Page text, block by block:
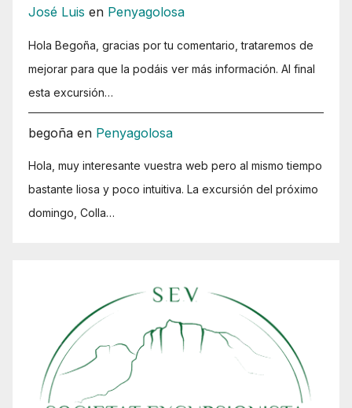
José Luis en Penyagolosa
Hola Begoña, gracias por tu comentario, trataremos de
mejorar para que la podáis ver más información. Al final
esta excursión…
begoña en Penyagolosa
Hola, muy interesante vuestra web pero al mismo tiempo
bastante liosa y poco intuitiva. La excursión del próximo
domingo, Colla…